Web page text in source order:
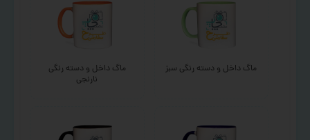
ماگ داخل و دسته رنگی سبز
ماگ داخل و دسته رنگی
نارنجی